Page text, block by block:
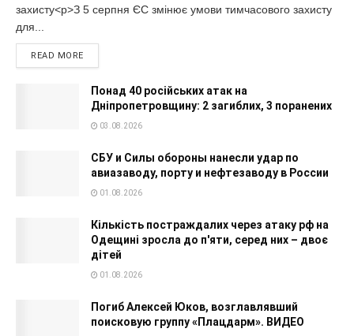
захисту<p>З 5 серпня ЄС змінює умови тимчасового захисту
для...
READ MORE
Понад 40 російських атак на
Дніпропетровщину: 2 загиблих, 3 поранених
03.08.2026
СБУ и Силы обороны нанесли удар по
авиазаводу, порту и нефтезаводу в России
01.08.2026
Кількість постраждалих через атаку рф на
Одещині зросла до п'яти, серед них – двоє
дітей
01.08.2026
Погиб Алексей Юков, возглавлявший
поисковую группу «Плацдарм». ВИДЕО